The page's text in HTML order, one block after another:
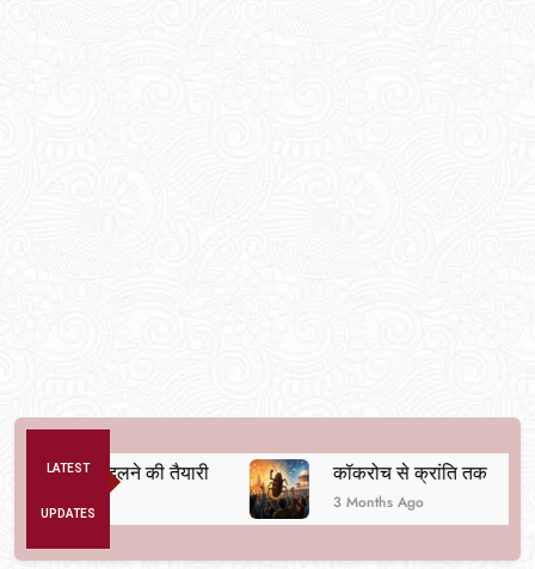
LATEST
UPDATES
बदलने की तैयारी कॉकरोच से क्रांति तक
3 Months Ago